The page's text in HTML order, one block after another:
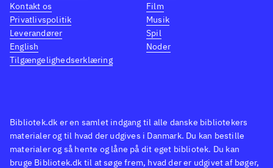
Bibliotek.dk er en samlet indgang til alle danske bibliotekers
materialer og til hvad der udgives i Danmark. Du kan bestille
materialer og så hente og låne på dit eget bibliotek. Du kan
bruge Bibliotek.dk til at søge frem, hvad der er udgivet af bøger,
Kontakt os
Privatlivspolitik
Leverandører
English
Tilgængelighedserklæring
Film
Musik
Spil
Noder